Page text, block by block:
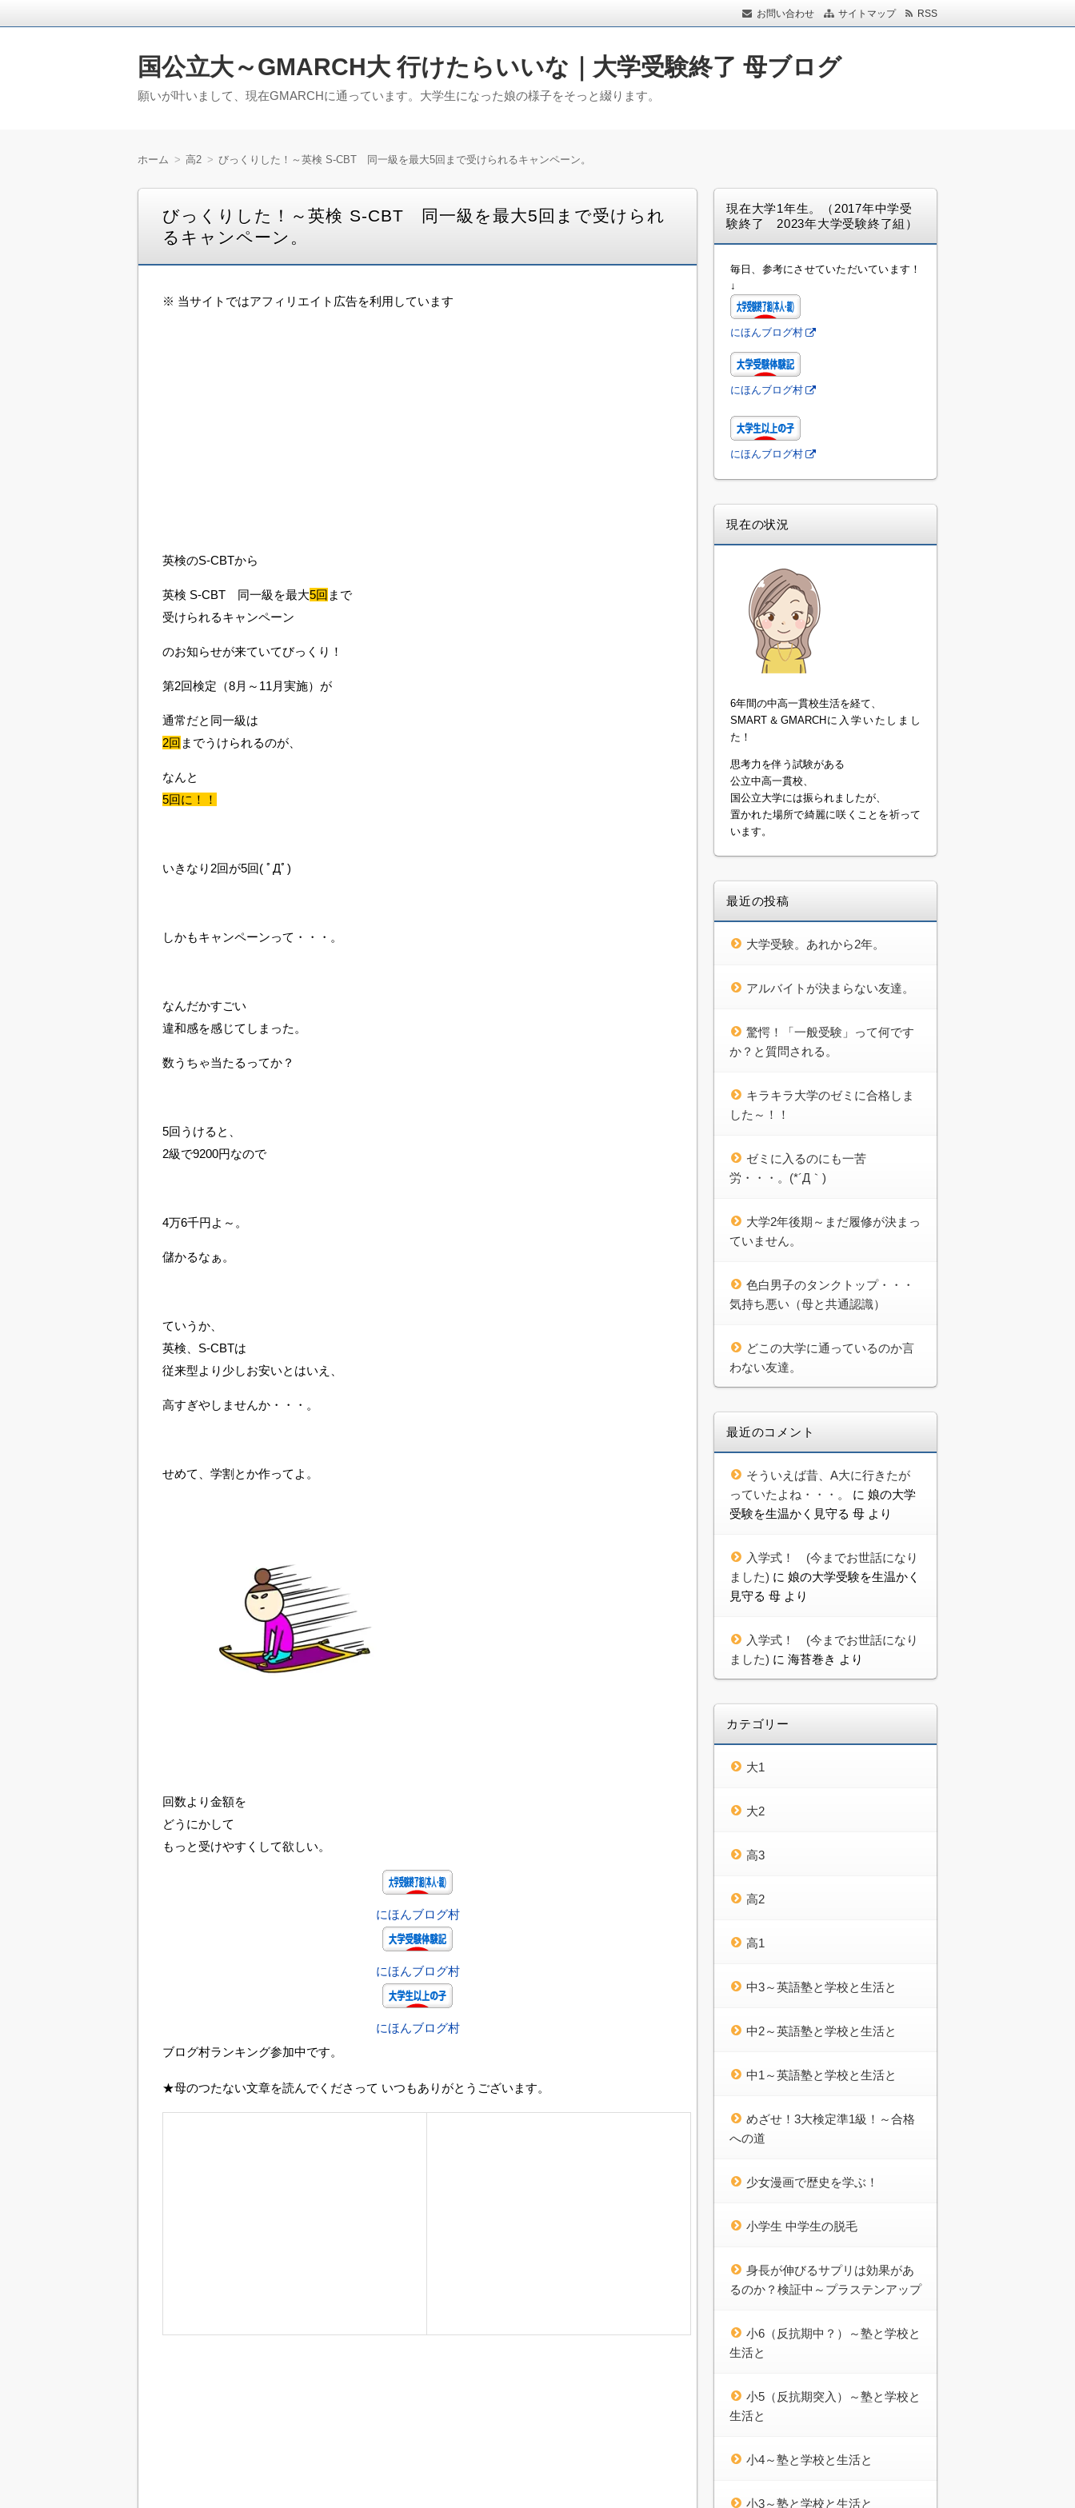
お問い合わせ サイトマップ RSS
国公立大～GMARCH大 行けたらいいな｜大学受験終了 母ブログ
願いが叶いまして、現在GMARCHに通っています。大学生になった娘の様子をそっと綴ります。
ホーム 高2 びっくりした！～英検 S-CBT 同一級を最大5回まで受けられるキャンペーン。
びっくりした！～英検 S-CBT 同一級を最大5回まで受けられ
るキャンペーン。
※ 当サイトではアフィリエイト広告を利用しています
英検のS-CBTから
英検 S-CBT 同一級を最大5回 まで
受けられるキャンペーン
のお知らせが来ていてびっくり！
第2回検定（8月～ 11 月実施） が
通常だと同一級は
2回 までうけられるのが、
なんと
5回に！！
いきなり2回が5回( ﾟДﾟ)
しかもキャンペーンって・・・。
なんだかすごい
違和感を感じてしまった。
数うちゃ当たるってか？
5回うけると、
2級で9200円なので
4万6千円よ～。
儲かるなぁ。
ていうか、
英検、S-CBTは
従来型より少しお安いとはいえ、
高すぎやしませんか・・・。
せめて、学割とか作ってよ。
回数より金額を
どうにかして
もっと受けやすくして欲しい。
にほんブログ村
にほんブログ村
にほんブログ村
ブログ村ランキング参加中です。
★母のつたない文章を読んでくださって いつもありがとうございます。
現在大学1年生。（2017年中学受
験終了 2023年大学受験終了組）
毎日、参考にさせていただいています！
↓
にほんブログ村
にほんブログ村
にほんブログ村
現在の状況
6年間の中高一貫校生活を経て、
SMART＆GMARCHに入学いたしまし
た！
思考力を伴う試験がある
公立中高一貫校、
国公立大学には振られましたが、
置かれた場所で綺麗に咲くことを祈って
います。
最近の投稿
大学受験。あれから2年。
アルバイトが決まらない友達。
驚愕！「一般受験」って何です
か？と質問される。
キラキラ大学のゼミに合格しま
した～！！
ゼミに入るのにも一苦
労・・・。(*´Д｀)
大学2年後期～まだ履修が決まっ
ていません。
色白男子のタンクトップ・・・
気持ち悪い（母と共通認識）
どこの大学に通っているのか言
わない友達。
最近のコメント
そういえば昔、A大に行きたが
っていたよね・・・。
に 娘の大学
受験を生温かく見守る 母 より
入学式！ (今までお世話になり
ました) に 娘の大学受験を生温かく
見守る 母 より
入学式！ (今までお世話になり
ました) に 海苔巻き より
カテゴリー
大1
大2
高3
高2
高1
中3～英語塾と学校と生活と
中2～英語塾と学校と生活と
中1～英語塾と学校と生活と
めざせ！3大検定準1級！～合格
への道
少女漫画で歴史を学ぶ！
小学生 中学生の脱毛
身長が伸びるサプリは効果があ
るのか？検証中～プラステンアップ
小6（反抗期中？）～塾と学校と
生活と
小5（反抗期突入）～塾と学校と
生活と
小4～塾と学校と生活と
小3～塾と学校と生活と